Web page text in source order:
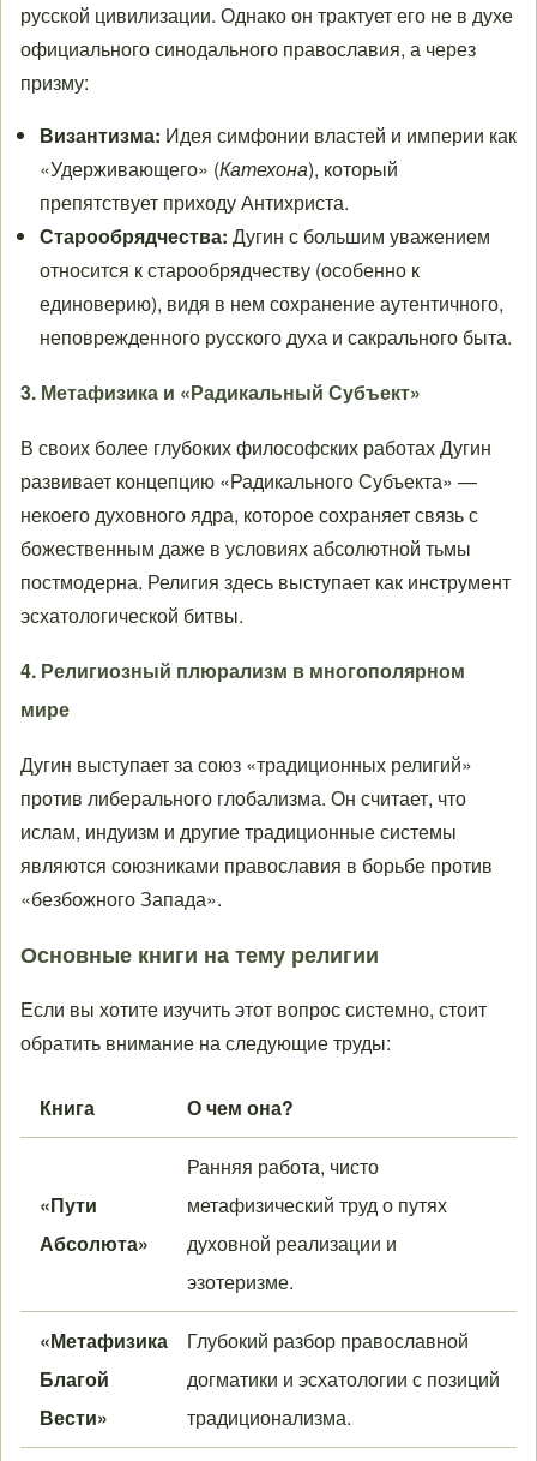
русской цивилизации. Однако он трактует его не в духе
официального синодального православия, а через
призму:
Византизма: Идея симфонии властей и империи как
«Удерживающего» (Катехона), который
препятствует приходу Антихриста.
Старообрядчества: Дугин с большим уважением
относится к старообрядчеству (особенно к
единоверию), видя в нем сохранение аутентичного,
неповрежденного русского духа и сакрального быта.
3. Метафизика и «Радикальный Субъект»
В своих более глубоких философских работах Дугин
развивает концепцию «Радикального Субъекта» —
некоего духовного ядра, которое сохраняет связь с
божественным даже в условиях абсолютной тьмы
постмодерна. Религия здесь выступает как инструмент
эсхатологической битвы.
4. Религиозный плюрализм в многополярном
мире
Дугин выступает за союз «традиционных религий»
против либерального глобализма. Он считает, что
ислам, индуизм и другие традиционные системы
являются союзниками православия в борьбе против
«безбожного Запада».
Основные книги на тему религии
Если вы хотите изучить этот вопрос системно, стоит
обратить внимание на следующие труды:
Книга О чем она?
«Пути
Абсолюта»
Ранняя работа, чисто
метафизический труд о путях
духовной реализации и
эзотеризме.
«Метафизика
Благой
Вести»
Глубокий разбор православной
догматики и эсхатологии с позиций
традиционализма.